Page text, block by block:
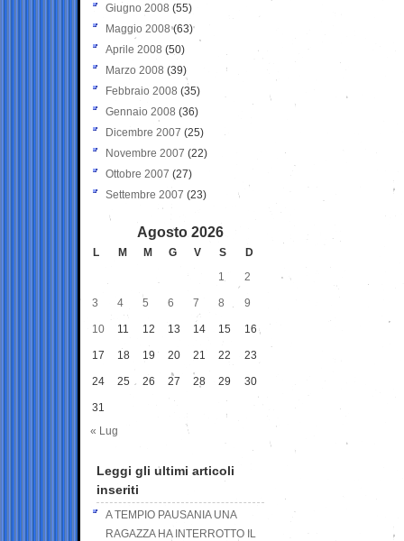
Giugno 2008 (55)
Maggio 2008(63)
Aprile 2008 (50)
Marzo 2008 (39)
Febbraio 2008 (35)
Gennaio 2008 (36)
Dicembre 2007 (25)
Novembre 2007 (22)
Ottobre 2007 (27)
Settembre 2007 (23)
Agosto 2026
L M M G V S
D
1
2
3 4 5 6 7 8 9
10 11 12 13 14 15 16
17 18 19 20 21 22 23
24 25 26 27 28 29 30
31
« Lug
Leggi gli ultimi articoli
inseriti
A TEMPIO PAUSANIA UNA
RAGAZZA HA INTERROTTO IL